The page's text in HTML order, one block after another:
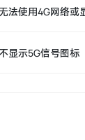
法使用4G网络
显示5G信号图标